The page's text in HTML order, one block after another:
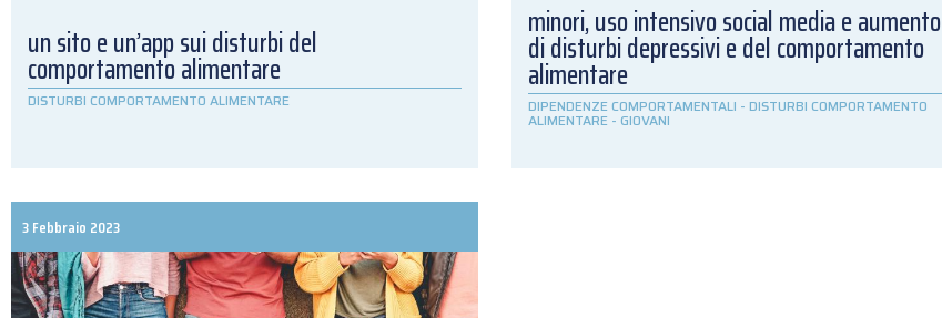
un sito e un’app sui disturbi del
comportamento alimentare
DISTURBI COMPORTAMENTO ALIMENTARE
minori, uso intensivo social media e aumento
di disturbi depressivi e del comportamento
alimentare
DIPENDENZE COMPORTAMENTALI -DISTURBI COMPORTAMENTO
ALIMENTARE -GIOVANI
3 Febbraio 2023